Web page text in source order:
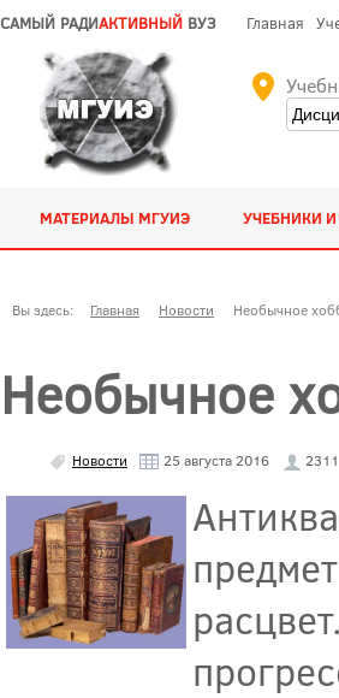
САМЫЙ РАДИАКТИВНЫЙ ВУЗ Главная
МАТЕРИАЛЫ МГУИЭ УЧЕБНИКИ
Вы здесь: Главная Новости Необычное
Необычное
Новости 25 августа 2016 2311